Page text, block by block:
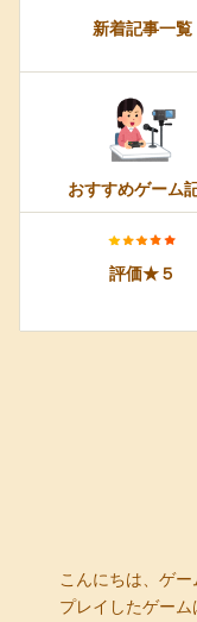
新着記事一覧
おすすめゲーム
評価★５
こんにちは、ゲー
プレイしたゲー